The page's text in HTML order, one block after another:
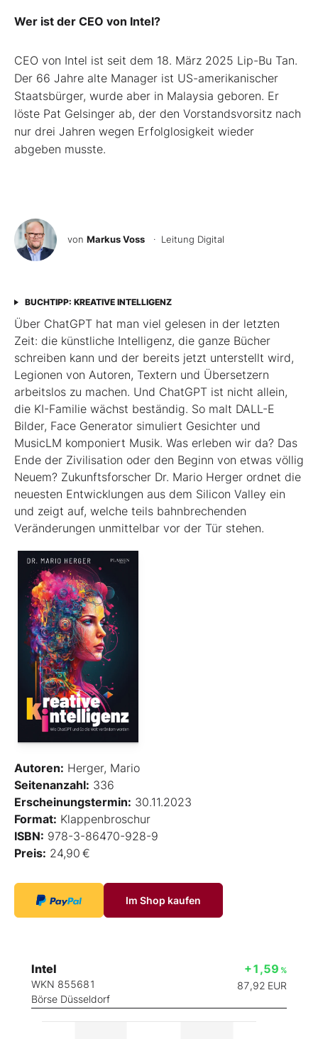
Wer ist der CEO von Intel?
CEO von Intel ist seit dem 18. März 2025 Lip-Bu Tan.
Der 66 Jahre alte Manager ist US-amerikanischer
Staatsbürger, wurde aber in Malaysia geboren. Er
löste Pat Gelsinger ab, der den Vorstandsvorsitz nach
nur drei Jahren wegen Erfolglosigkeit wieder
abgeben musste.
von Markus Voss · Leitung Digital
BUCHTIPP: KREATIVE INTELLIGENZ
Über ChatGPT hat man viel gelesen in der letzten
Zeit: die künstliche Intelligenz, die ganze Bücher
schreiben kann und der bereits jetzt unterstellt wird,
Legionen von Autoren, Textern und Übersetzern
arbeitslos zu machen. Und ChatGPT ist nicht allein,
die KI-Familie wächst beständig. So malt DALL-E
Bilder, Face Generator simuliert Gesichter und
MusicLM komponiert Musik. Was erleben wir da? Das
Ende der Zivilisation oder den Beginn von etwas völlig
Neuem? Zukunftsforscher Dr. Mario Herger ordnet die
neuesten Entwicklungen aus dem Silicon Valley ein
und zeigt auf, welche teils bahnbrechenden
Veränderungen unmittelbar vor der Tür stehen.
Autoren: Herger, Mario
Seitenanzahl: 336
Erscheinungstermin: 30.11.2023
Format: Klappenbroschur
ISBN: 978-3-86470-928-9
Preis: 24,90 €
Im Shop kaufen
Intel
WKN 855681
Börse Düsseldorf
+1,59 %
87,92 EUR